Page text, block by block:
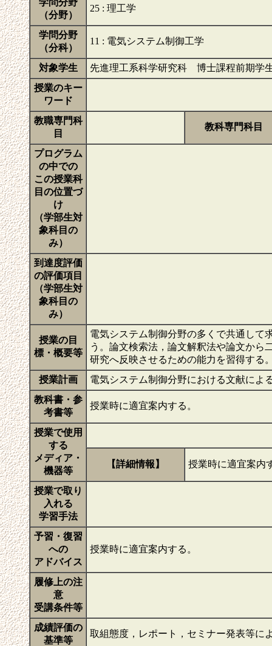
学問分野
（分野）
25 : 理工学
学問分野
（分科）
11 : 電気システム制御工学
対象学生
先進理工系科学研究科 博士課程前期学
授業のキー
ワード
教職専門科
目
教科専門科目
プログラム
の中での
この授業科
目の位置づ
け
（学部生対
象科目の
み）
到達度評価
の評価項目
（学部生対
象科目の
み）
授業の目
標・概要等
電気システム制御分野の多くで共通して
う。論文検索法，論文解釈法や論文から
研究へ反映させるための能力を習得する
授業計画
電気システム制御分野における文献によ
教科書・参
考書等
授業時に適宜案内する。
授業で使用
する
メディア・
機器等
【詳細情報】 授業時に適宜案内
授業で取り
入れる
学習手法
予習・復習
への
アドバイス
授業時に適宜案内する。
履修上の注
意
受講条件等
成績評価の
基準等
取組態度，レポート，セミナー発表等に